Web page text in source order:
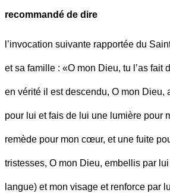
recommandé de dire
l’invocation suivante rapportée du
et sa famille : «O mon Dieu, tu l’as fait
en vérité il est descendu, O mon Dieu,
pour lui et fais de lui une lumière pour
remède pour mon cœur, et une fuite
tristesses, O mon Dieu, embellis par
langue) et mon visage et renforce par